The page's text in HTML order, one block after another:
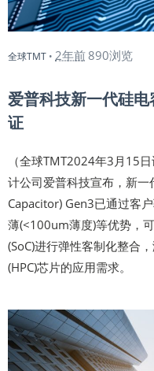
全球TMT • 2年前890浏览
爱普科技新一代硅
证
（全球TMT2024年3月15
计公司爱普科技宣布，新一
Capacitor) Gen3已通过客
薄(<100um薄度)等优势，
(SoC)进行弹性客制化整合
(HPC)芯片的应用需求。